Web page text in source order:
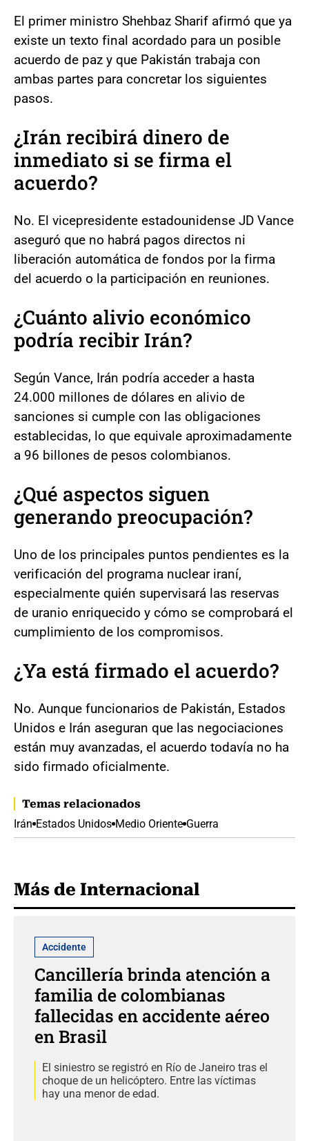
El primer ministro Shehbaz Sharif afirmó que ya
existe un texto final acordado para un posible
acuerdo de paz y que Pakistán trabaja con
ambas partes para concretar los siguientes
pasos.
¿Irán recibirá dinero de
inmediato si se firma el
acuerdo?
No. El vicepresidente estadounidense JD Vance
aseguró que no habrá pagos directos ni
liberación automática de fondos por la firma
del acuerdo o la participación en reuniones.
¿Cuánto alivio económico
podría recibir Irán?
Según Vance, Irán podría acceder a hasta
24.000 millones de dólares en alivio de
sanciones si cumple con las obligaciones
establecidas, lo que equivale aproximadamente
a 96 billones de pesos colombianos.
¿Qué aspectos siguen
generando preocupación?
Uno de los principales puntos pendientes es la
verificación del programa nuclear iraní,
especialmente quién supervisará las reservas
de uranio enriquecido y cómo se comprobará el
cumplimiento de los compromisos.
¿Ya está firmado el acuerdo?
No. Aunque funcionarios de Pakistán, Estados
Unidos e Irán aseguran que las negociaciones
están muy avanzadas, el acuerdo todavía no ha
sido firmado oficialmente.
Temas relacionados
Irán Estados Unidos Medio Oriente Guerra
Más de Internacional
Accidente
Cancillería brinda atención a
familia de colombianas
fallecidas en accidente aéreo
en Brasil
El siniestro se registró en Río de Janeiro tras el
choque de un helicóptero. Entre las víctimas
hay una menor de edad.